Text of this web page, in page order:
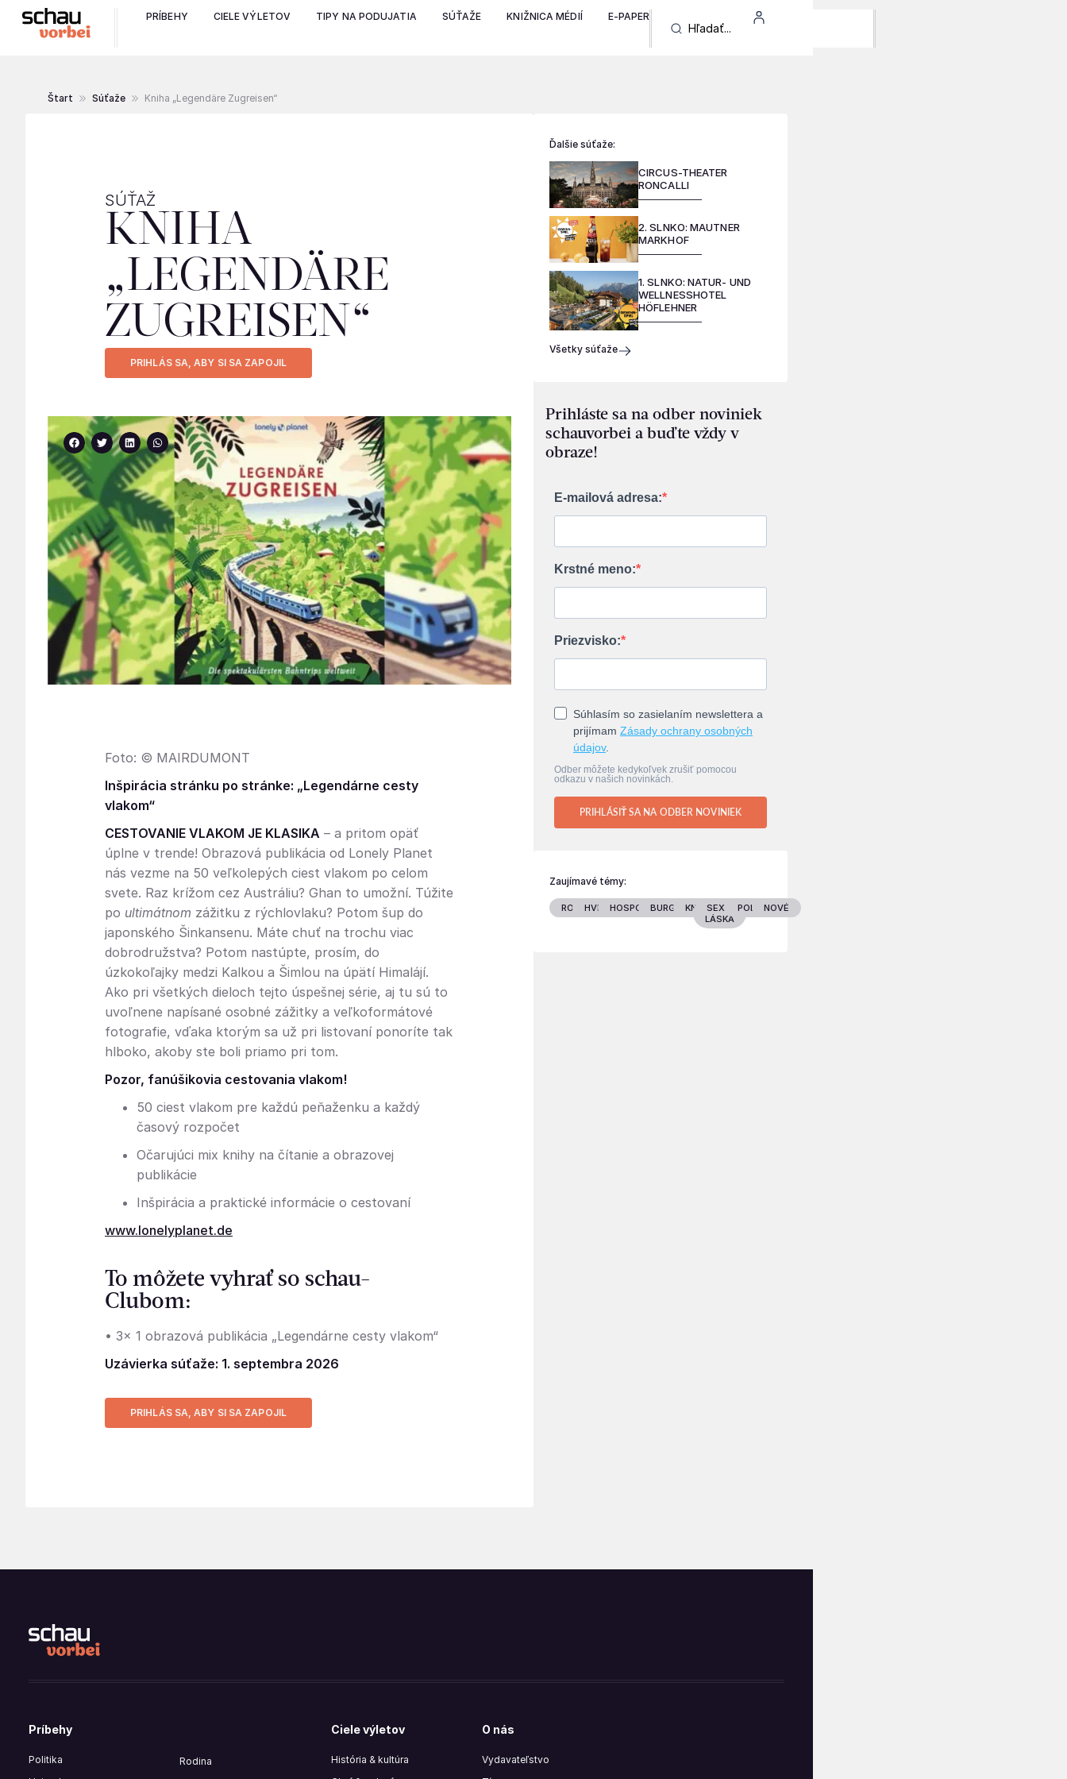
PRÍBEHY CIELE VÝLETOV TIPY NA PODUJATIA SÚŤAŽE KNIŽNICA MÉDIÍ E-PAPER
Štart Súťaže Kniha „Legendäre Zugreisen“
SÚŤAŽ
KNIHA
„LEGENDÄRE
ZUGREISEN“
PRIHLÁS SA, ABY SI SA ZAPOJIL
Foto: © MAIRDUMONT
Inšpirácia stránku po stránke: „Legendárne cesty
vlakom“
CESTOVANIE VLAKOM JE KLASIKA – a pritom opäť
úplne v trende! Obrazová publikácia od Lonely Planet
nás vezme na 50 veľkolepých ciest vlakom po celom
svete. Raz krížom cez Austráliu? Ghan to umožní. Túžite
po ultimátnom zážitku z rýchlovlaku? Potom šup do
japonského Šinkansenu. Máte chuť na trochu viac
dobrodružstva? Potom nastúpte, prosím, do
úzkokoľajky medzi Kalkou a Šimlou na úpätí Himalájí.
Ako pri všetkých dieloch tejto úspešnej série, aj tu sú to
uvoľnene napísané osobné zážitky a veľkoformátové
fotografie, vďaka ktorým sa už pri listovaní ponoríte tak
hlboko, akoby ste boli priamo pri tom.
Pozor, fanúšikovia cestovania vlakom!
50 ciest vlakom pre každú peňaženku a každý
časový rozpočet
Očarujúci mix knihy na čítanie a obrazovej
publikácie
Inšpirácia a praktické informácie o cestovaní
www.lonelyplanet.de
To môžete vyhrať so schau-
Clubom:
• 3x 1 obrazová publikácia „Legendárne cesty vlakom“
Uzávierka súťaže: 1. septembra 2026
PRIHLÁS SA, ABY SI SA ZAPOJIL
Ďalšie súťaže:
CIRCUS-THEATER
RONCALLI
2. SLNKO: MAUTNER
MARKHOF
1. SLNKO: NATUR- UND
WELLNESSHOTEL
HÖFLEHNER
Všetky súťaže
Prihláste sa na odber noviniek
schauvorbei a buďte vždy v
obraze!
E-mailová adresa:
Krstné meno:
Priezvisko:
Súhlasím so zasielaním newslettera a
prijímam Zásady ochrany osobných
údajov.
Odber môžete kedykoľvek zrušiť pomocou
odkazu v našich novinkách.
PRIHLÁSIŤ SA NA ODBER NOVINIEK
Zaujímavé témy:
RODINAHVIEZDYHOSPODÁRSTVO
BURGENLAND
KNIHYSEX &
LÁSKA
POLITIKA
NOVÉ
Príbehy
Politika
Rodina
Ciele výletov
História & kultúra
O nás
Vydavateľstvo